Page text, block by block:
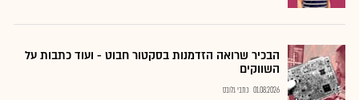
הבכיר שרואה הזדמנות בסקטור חבוט - ועוד כתבות על
השווקים
01.08.2026 כתבי גלובס